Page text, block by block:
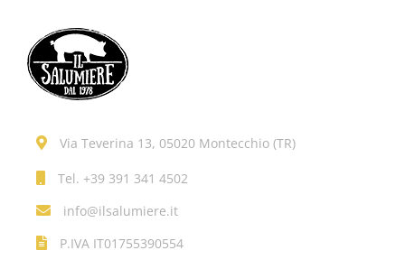
Via Teverina 13, 05020 Montecchio (TR)
Tel. +39 391 341 4502
info@ilsalumiere.it
P.IVA IT01755390554